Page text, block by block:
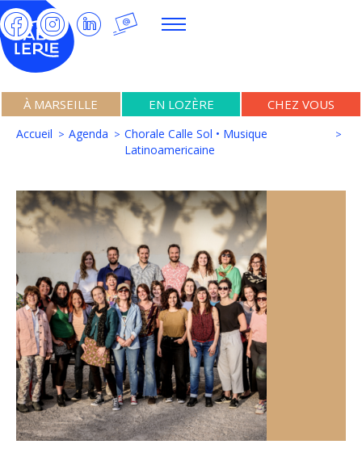
À MARSEILLE EN LOZÈRE CHEZ VOUS
Accueil Agenda
Chorale Calle Sol • Musique
Latinoamericaine